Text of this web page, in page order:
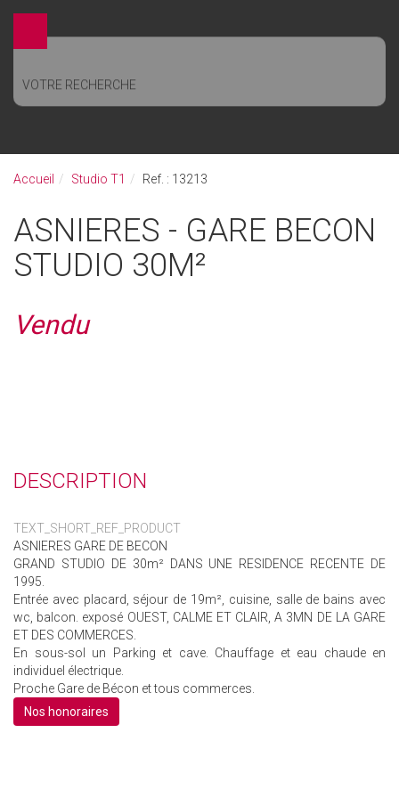
VOTRE RECHERCHE
Accueil Studio T1 Ref. : 13213
ASNIERES - GARE BECON
STUDIO 30M²
Vendu
DESCRIPTION
TEXT_SHORT_REF_PRODUCT
ASNIERES GARE DE BECON
GRAND STUDIO DE 30m² DANS UNE RESIDENCE RECENTE DE
1995.
Entrée avec placard, séjour de 19m², cuisine, salle de bains avec
wc, balcon. exposé OUEST, CALME ET CLAIR, A 3MN DE LA GARE
ET DES COMMERCES.
En sous-sol un Parking et cave. Chauffage et eau chaude en
individuel électrique.
Proche Gare de Bécon et tous commerces.
Nos honoraires